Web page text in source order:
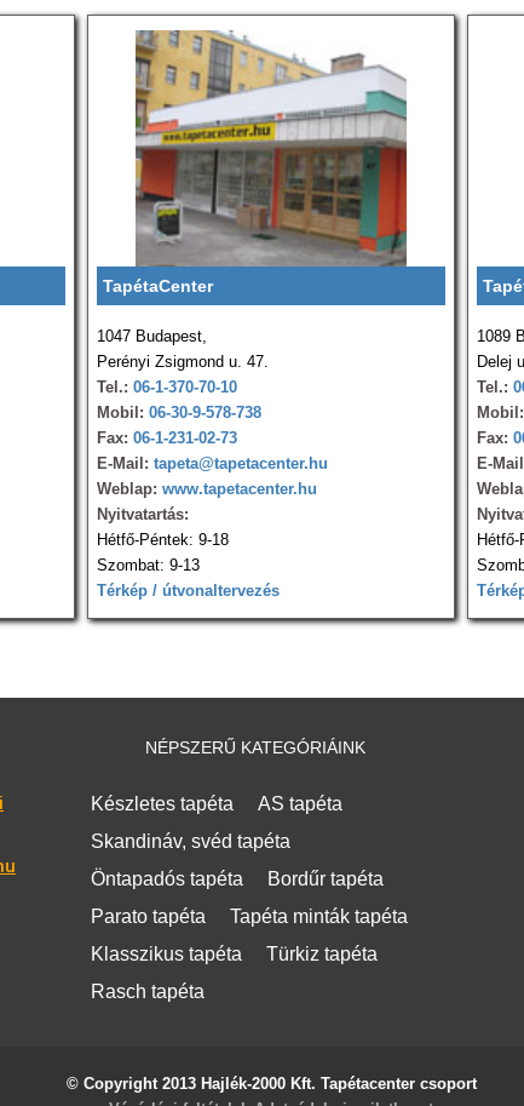
TapétaCenter
1047 Budapest,
Perényi Zsigmond u. 47.
Tel.: 06-1-370-70-10
Mobil: 06-30-9-578-738
Fax: 06-1-231-02-73
E-Mail: tapeta@tapetacenter.hu
Weblap: www.tapetacenter.hu
Nyitvatartás:
Hétfő-Péntek: 9-18
Szombat: 9-13
Térkép / útvonaltervezés
1089
Delej
Tel.:
Mobil:
Fax:
E-
NÉPSZERŰ KATEGÓRIÁINK
Készletes tapéta
AS tapéta
Skandináv, svéd tapéta
Öntapadós tapéta
Bordűr tapéta
Parato tapéta
Tapéta minták tapéta
Klasszikus tapéta
Türkiz tapéta
Rasch tapéta
© Copyright 2013 Hajlék-2000 Kft. Tapétacenter csoport